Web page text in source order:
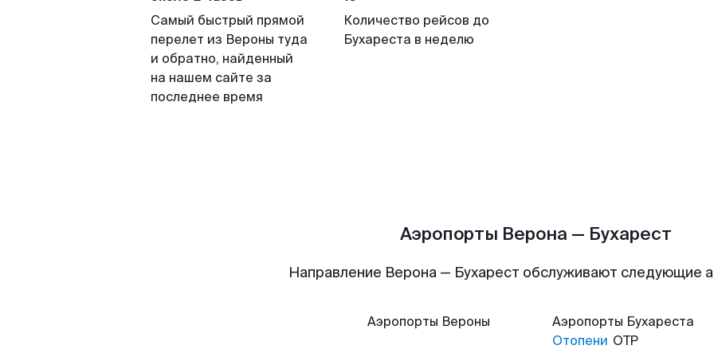
Самый быстрый прямой
перелет из Вероны туда
и обратно, найденный
на нашем сайте за
последнее время
Количество рейсов до
Бухареста в неделю
Аэропорты Верона — Бухарест
Направление Верона — Бухарест обслуживают следующие
Аэропорты Вероны Аэропорты Бухареста
Отопени OTP